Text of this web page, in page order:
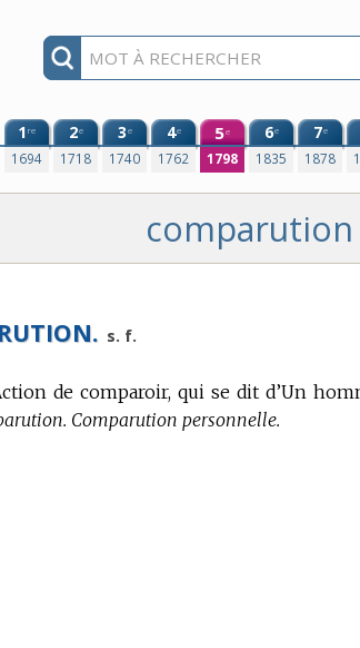
1re
1694
2e
1718
3e
1740
4e
1762
5e
1798
6e
1835
7e
1878
comparution
s. f.
de comparoir, qui se dit d’Un
Comparution personnelle.